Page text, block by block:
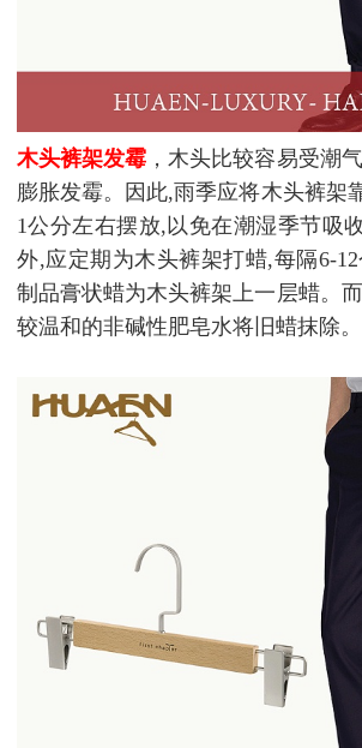
木头裤架发霉 ，木头比较容易受潮
膨胀发霉。因此,雨季应将木头裤架
1公分左右摆放,以免在潮湿季节吸
外,应定期为木头裤架打蜡,每隔6-
制品膏状蜡为木头裤架上一层蜡。
较温和的非碱性肥皂水将旧蜡抹除。